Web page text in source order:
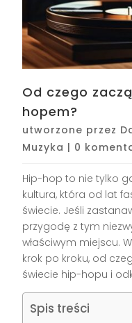
Od czego
hopem?
utworzone przez
Muzyka | 0
Hip-hop to nie tylko
kultura, która od lat
świecie. Jeśli
przygodę z tym
właściwym miejscu.
krok po kroku, od
świecie hip-hopu i
Spis treści